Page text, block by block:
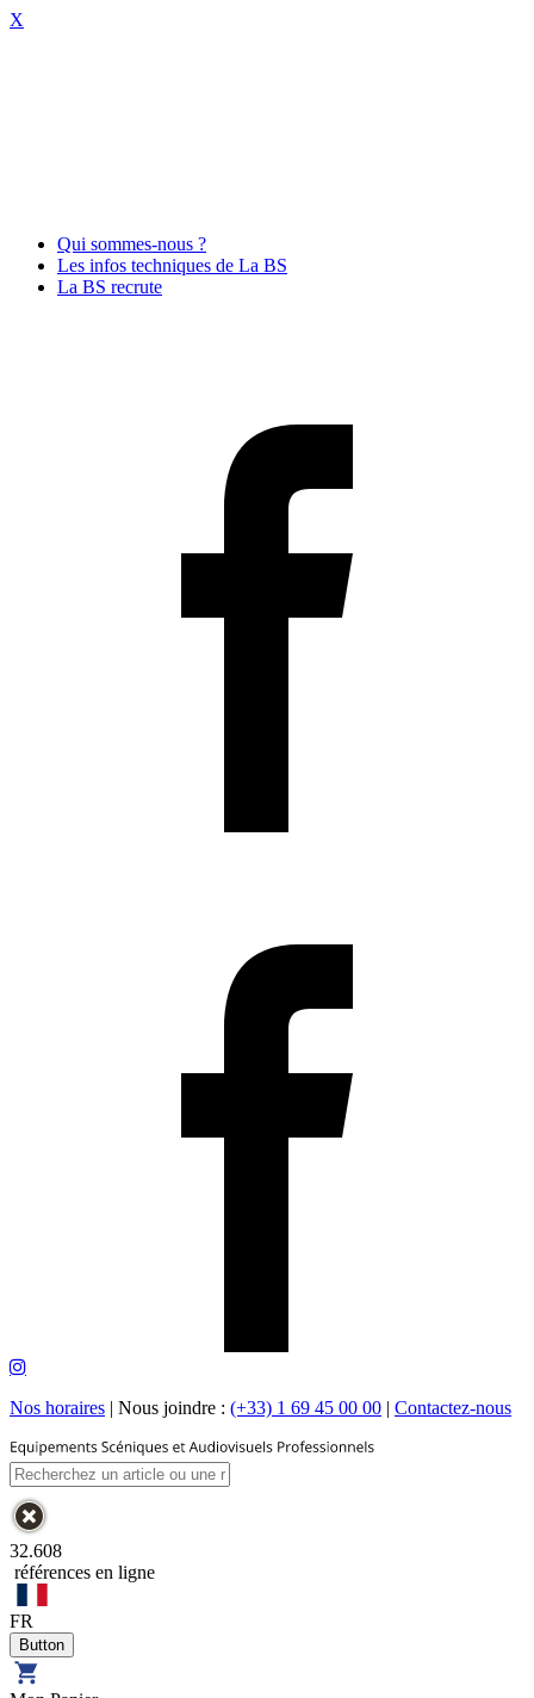
X
Qui sommes-nous ?
Les infos techniques de La BS
La BS recrute
Nos horaires | Nous joindre : (+33) 1 69 45 00 00 | Contactez-nous
32.608
références en ligne
FR